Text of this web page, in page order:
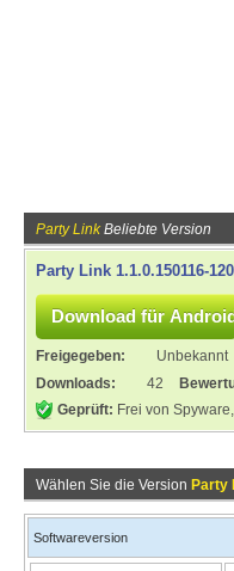
Party Link Beliebte Version
Party Link 1.1.0.150116-
Freigegeben: Unbekannt
Downloads:
42
Geprüft: Frei von
Wählen Sie die Version Party
Softwareversion